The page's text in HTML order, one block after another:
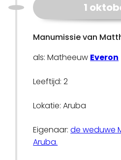
1
Manumissie van
als: Matheeuw Everon
Leeftijd: 2
Lokatie: Aruba
Eigenaar:de weduwe
Aruba.